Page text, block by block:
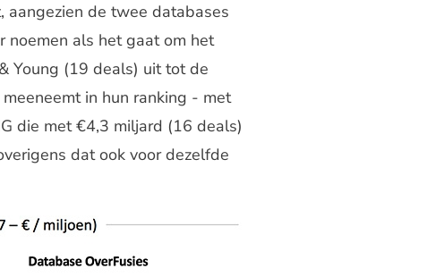
de twee databases
noemen als het gaat om het
Young (19 deals) uit tot de
meeneemt in hun ranking - met
die met €4,3 miljard (16 deals)
dat ook voor dezelfde